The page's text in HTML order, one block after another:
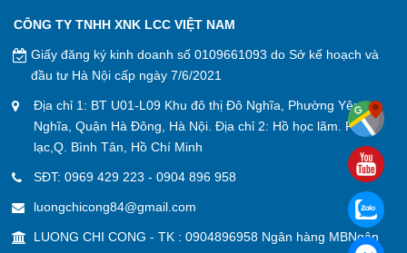
CÔNG TY TNHH XNK LCC VIỆT NAM
Giấy đăng ký kinh doanh số 0109661093 do Sở kế hoạch và
đầu tư Hà Nội cấp ngày 7/6/2021
Địa chỉ 1: BT U01-L09 Khu đô thị Đô Nghĩa, Phường Yên
Nghĩa, Quận Hà Đông, Hà Nội. Địa chỉ 2: Hồ học lãm. P. An
lạc,Q. Bình Tân, Hồ Chí Minh
SĐT: 0969 429 223 - 0904 896 958
luongchicong84@gmail.com
LUONG CHI CONG - TK : 0904896958 Ngân hàng MBNgân